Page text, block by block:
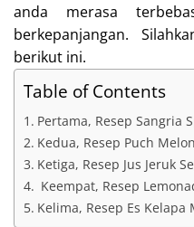
anda merasa
berkepanjangan.
berikut ini.
Table of Contents
Pertama, Resep Sangria
Kedua, Resep Puch
Ketiga, Resep Jus Jeruk
Keempat, Resep
Kelima, Resep Es Kelapa